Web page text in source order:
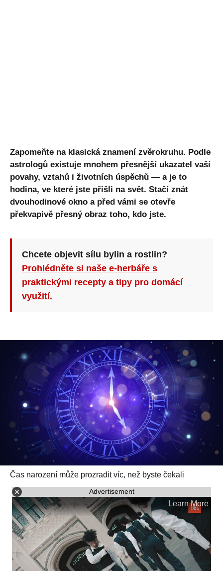
Zapomeňte na klasická znamení zvěrokruhu. Podle
astrologů existuje mnohem přesnější ukazatel vaší
povahy, vztahů i životních úspěchů — a je to
hodina, ve které jste přišli na svět. Stačí znát
dvouhodinové okno a před vámi se otevře
překvapivě přesný obraz toho, kdo jste.
Chcete objevit sílu bylin a rostlin?
Prohlédněte si naše e-herbáře s
praktickými recepty a tipy pro domácí
využití.
Čas narození může prozradit víc, než byste čekali
Advertisement